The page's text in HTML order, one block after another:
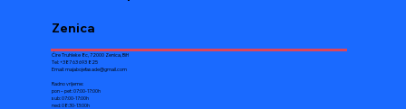
Ćire Truhleke 8c, 72000 Zenica, BiH
Tel: +387 63 693 825
Email:majabojefasade@gmail.com
Radno vrijeme:
pon – pet: 07:00-17:00h
sub: 07:00-17:00h
ned: 08:30-13:00h
Zenica